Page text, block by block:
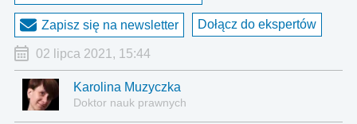
Zapisz się na newsletter Dołącz do ekspertów
02 lipca 2021, 15:44
Karolina Muzyczka
Doktor nauk prawnych